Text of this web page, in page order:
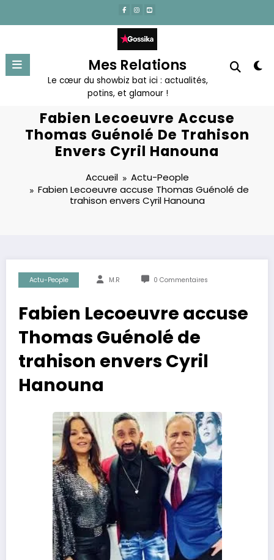
contenu
Mes Relations
Le cœur du showbiz bat ici : actualités,
potins, et glamour !
Fabien Lecoeuvre Accuse
Thomas Guénolé De Trahison
Envers Cyril Hanouna
Accueil
Actu-People
Fabien Lecoeuvre accuse Thomas Guénolé de
trahison envers Cyril Hanouna
Actu-People M.R 0 Commentaires
Fabien Lecoeuvre accuse
Thomas Guénolé de
trahison envers Cyril
Hanouna